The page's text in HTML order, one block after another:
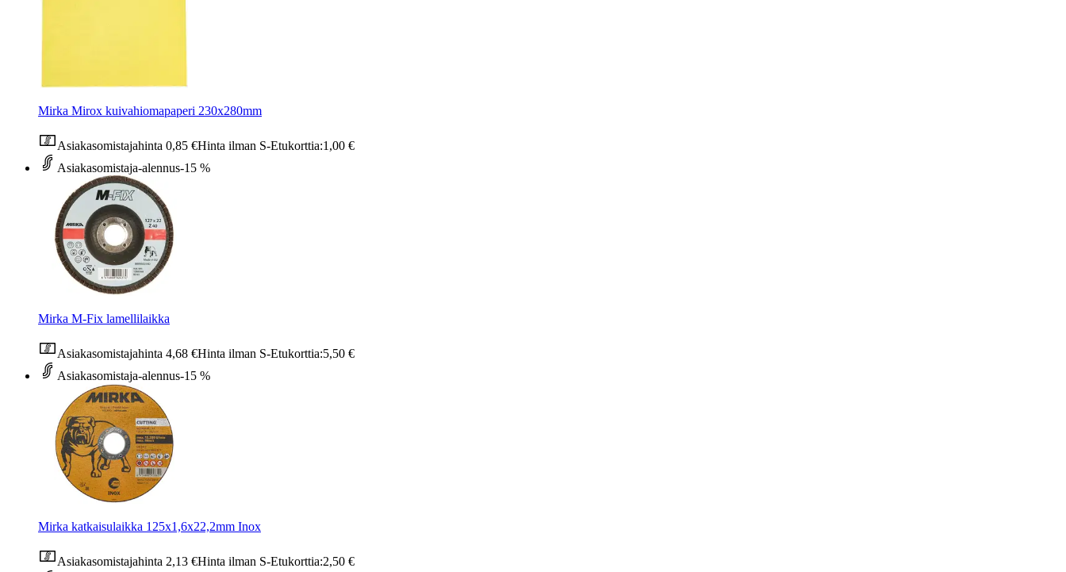
Mirka Mirox kuivahiomapaperi 230x280mm
Asiakasomistajahinta 0,85 €Hinta ilman S-Etukorttia:1,00 €
Asiakasomistaja-alennus-15 %
Mirka M-Fix lamellilaikka
Asiakasomistajahinta 4,68 €Hinta ilman S-Etukorttia:5,50 €
Asiakasomistaja-alennus-15 %
Mirka katkaisulaikka 125x1,6x22,2mm Inox
Asiakasomistajahinta 2,13 €Hinta ilman S-Etukorttia:2,50 €